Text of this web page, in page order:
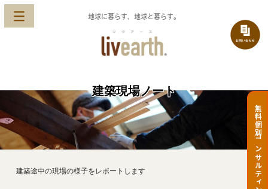
地球に暮らす、地球と暮らす。
無料個別コンサルティング申込
建築現場ノート
建築途中の現場の様子をレポートします